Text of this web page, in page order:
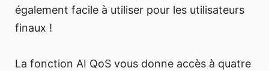
également facile à utiliser pour les utilisateurs
finaux !
La fonction AI QoS vous donne accès à quatre